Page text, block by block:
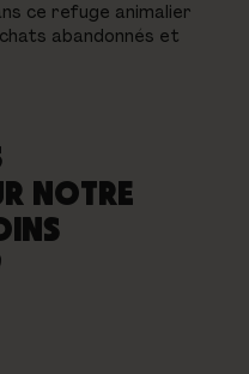
ce refuge animalier
abandonnés et
NOTRE